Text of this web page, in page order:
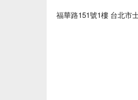
福華路151號1樓 台北市